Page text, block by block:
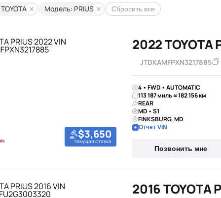
Модель: PRIUS Сбросить все
$3,650
текущая ставка
2022 TOYOTA
JTDKAMFPXN3217885
4 • FWD • AUTOMATIC
113 187 миль ≈ 182 156 км
REAR
MD • S1
FINKSBURG, MD
Отчет VIN
Позвонить мне
2016 TOYOTA